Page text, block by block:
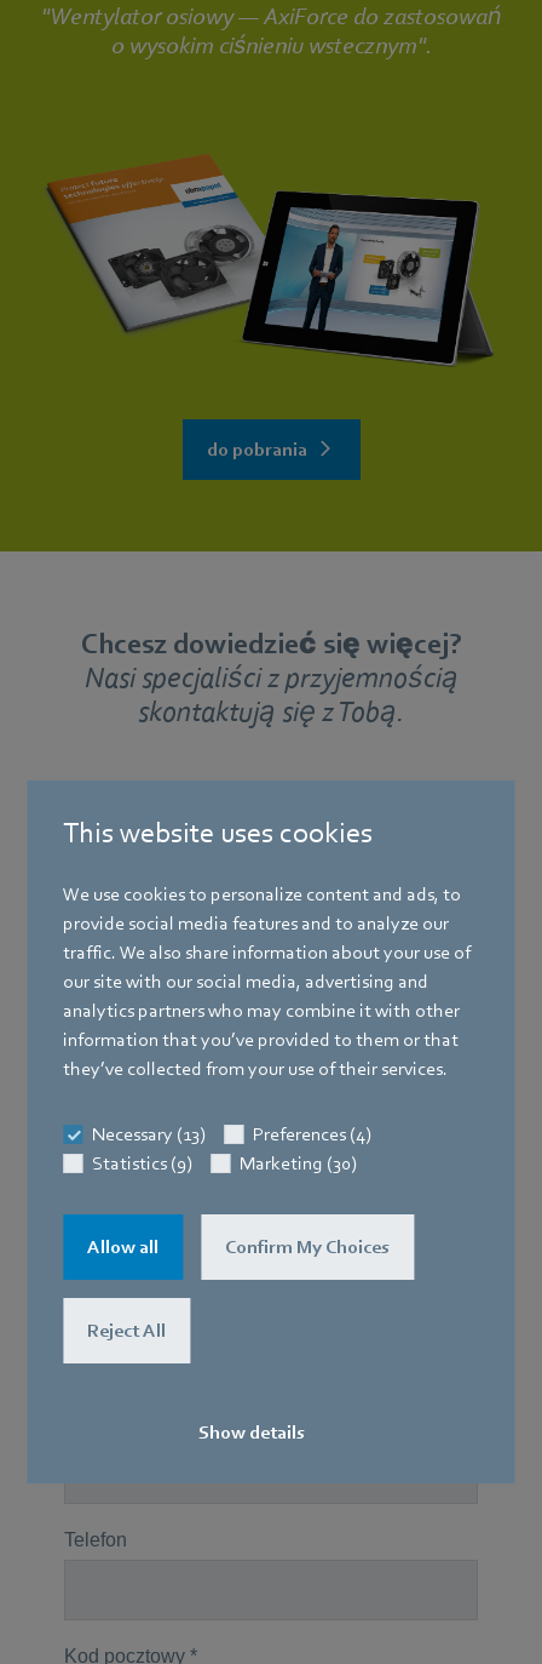
This website uses cookies
We use cookies to personalize content and ads, to
provide social media features and to analyze our
traffic. We also share information about your use of
our site with our social media, advertising and
analytics partners who may combine it with other
information that you’ve provided to them or that
they’ve collected from your use of their services.
Necessary (13)
Preferences (4)
Statistics (9)
Marketing (30)
Allow all Confirm My Choices
Reject All
Show details
"Wentylator osiowy — AxiForce do zastosowań
o wysokim ciśnieniu wstecznym".
do pobrania
Chcesz dowiedzieć się więcej?
Nasi specjaliści z przyjemnością
skontaktują się z Tobą.